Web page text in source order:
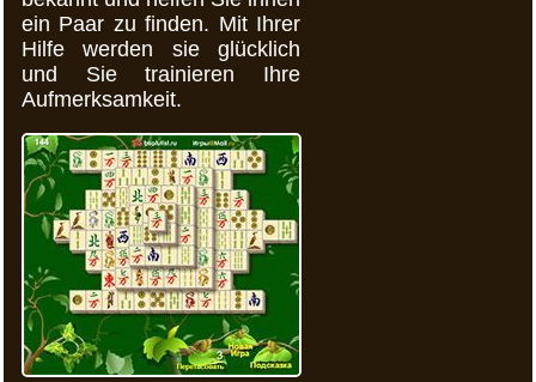
ein Paar zu finden. Mit Ihrer
Hilfe werden sie glücklich
und Sie trainieren Ihre
Aufmerksamkeit.